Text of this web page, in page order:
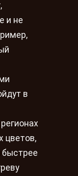
и не
в
цветов,
быстрее